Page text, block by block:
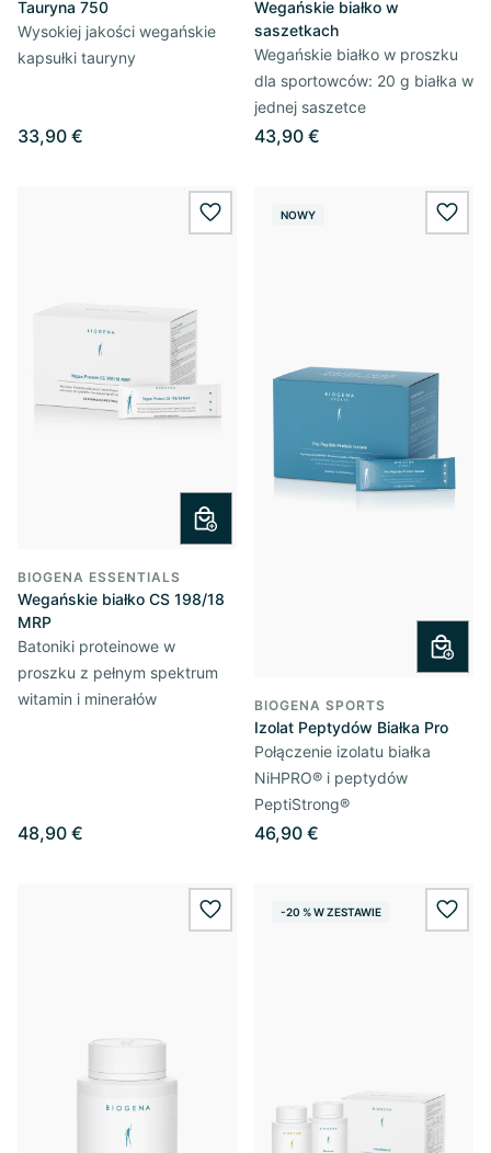
Tauryna 750
Wysokiej jakości wegańskie
kapsułki tauryny
33,90 €
Wegańskie białko w
saszetkach
Wegańskie białko w proszku
dla sportowców: 20 g białka w
jednej saszetce
43,90 €
wishlist.add
BIOGENA ESSENTIALS
Wegańskie białko CS 198/18
MRP
Batoniki proteinowe w
proszku z pełnym spektrum
witamin i minerałów
48,90 €
NOWY
BIOGENA SPORTS
Izolat Peptydów Białka Pro
Połączenie izolatu białka
NiHPRO® i peptydów
PeptiStrong®
46,90 €
wishlist.add-20 % W ZESTAWIE